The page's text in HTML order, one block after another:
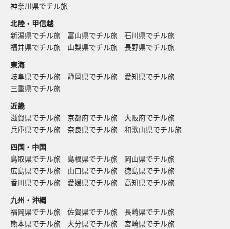
神奈川県でチル旅
北陸・甲信越
新潟県でチル旅
富山県でチル旅
石川県でチル旅
福井県でチル旅
山梨県でチル旅
長野県でチル旅
東海
岐阜県でチル旅
静岡県でチル旅
愛知県でチル旅
三重県でチル旅
近畿
滋賀県でチル旅
京都府でチル旅
大阪府でチル旅
兵庫県でチル旅
奈良県でチル旅
和歌山県でチル旅
四国・中国
鳥取県でチル旅
島根県でチル旅
岡山県でチル旅
広島県でチル旅
山口県でチル旅
徳島県でチル旅
香川県でチル旅
愛媛県でチル旅
高知県でチル旅
九州・沖縄
福岡県でチル旅
佐賀県でチル旅
長崎県でチル旅
熊本県でチル旅
大分県でチル旅
宮崎県でチル旅